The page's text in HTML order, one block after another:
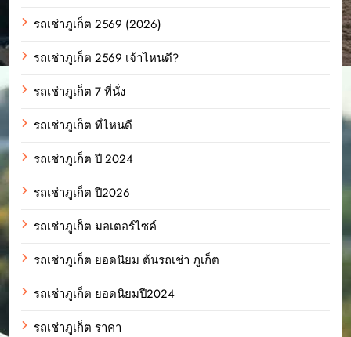
รถเช่าภูเก็ต 2569 (2026)
รถเช่าภูเก็ต 2569 เจ้าไหนดี?
รถเช่าภูเก็ต 7 ที่นั่ง
รถเช่าภูเก็ต ที่ไหนดี
รถเช่าภูเก็ต ปี 2024
รถเช่าภูเก็ต ปี2026
รถเช่าภูเก็ต มอเตอร์ไซค์
รถเช่าภูเก็ต ยอดนิยม ต้นรถเช่า ภูเก็ต
รถเช่าภูเก็ต ยอดนิยมปี2024
รถเช่าภูเก็ต ราคา